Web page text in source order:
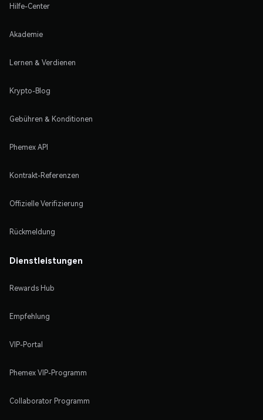
Hilfe-Center
Akademie
Lernen & Verdienen
Krypto-Blog
Gebühren & Konditionen
Phemex API
Kontrakt-Referenzen
Offizielle Verifizierung
Rückmeldung
Dienstleistungen
Rewards Hub
Empfehlung
VIP-Portal
Phemex VIP-Programm
Collaborator Programm